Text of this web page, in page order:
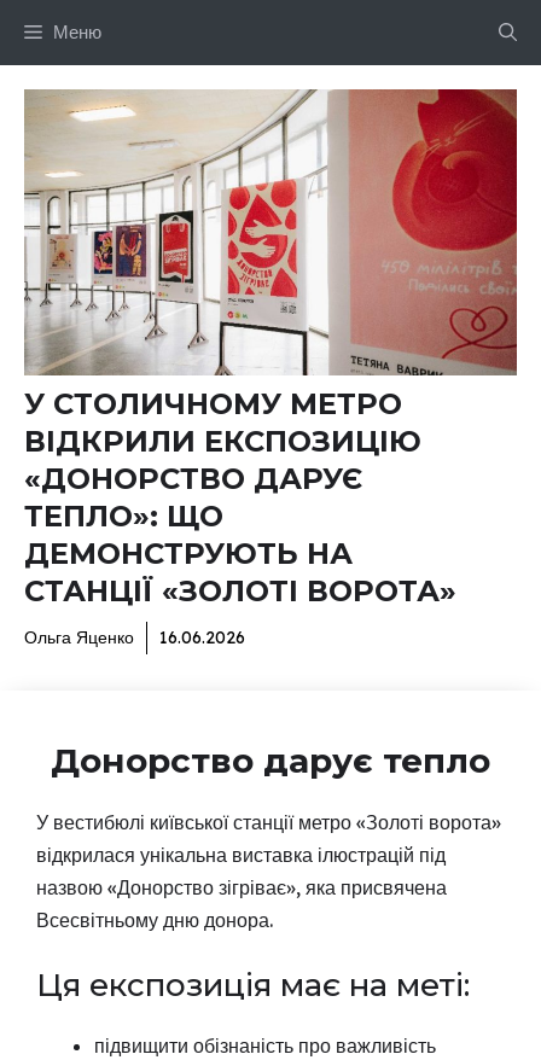
Меню
У СТОЛИЧНОМУ МЕТРО
ВІДКРИЛИ ЕКСПОЗИЦІЮ
«ДОНОРСТВО ДАРУЄ
ТЕПЛО»: ЩО
ДЕМОНСТРУЮТЬ НА
СТАНЦІЇ «ЗОЛОТІ ВОРОТА»
Ольга Яценко 16.06.2026
Донорство дарує тепло
У вестибюлі київської станції метро «Золоті ворота»
відкрилася унікальна виставка ілюстрацій під
назвою «Донорство зігріває», яка присвячена
Всесвітньому дню донора.
Ця експозиція має на меті:
підвищити обізнаність про важливість